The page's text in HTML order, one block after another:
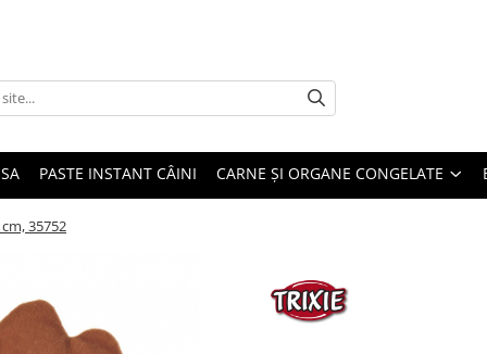
PASTE INSTANT CÂINI CARNE ȘI ORGANE CONGELATE
35752